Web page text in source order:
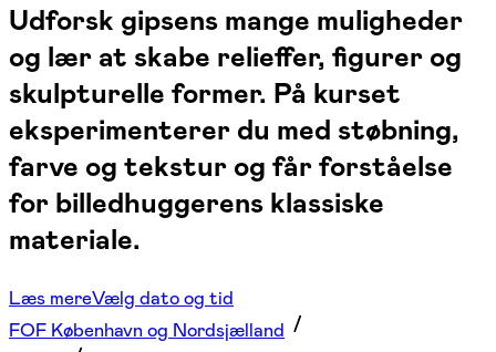
Udforsk gipsens mange muligheder
og lær at skabe relieffer, figurer og
skulpturelle former. På kurset
eksperimenterer du med støbning,
farve og tekstur og får forståelse
for billedhuggerens klassiske
materiale.
Læs mereVælg dato og tid
FOF København og Nordsjælland